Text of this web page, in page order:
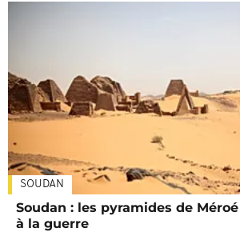
SOUDAN
Soudan : les pyramides de
à la guerre